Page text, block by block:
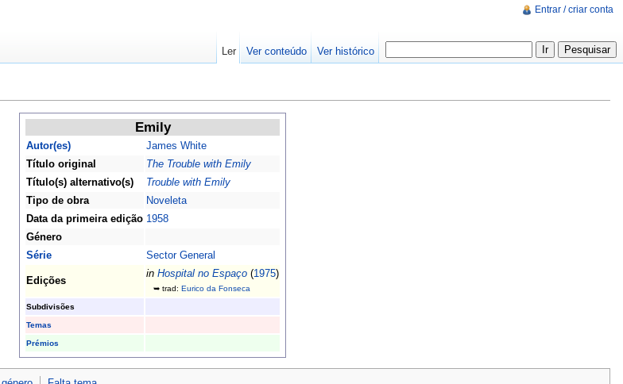
Emily
Autor(es)
James White
Título original
The Trouble with Emily
Título(s) alternativo(s)
Trouble with Emily
Tipo de obra
Noveleta
Data da primeira edição 1958
Género
Série
Sector General
Edições
in Hospital no Espaço (1975)
➥ trad: Eurico da Fonseca
Subdivisões
Temas
Prémios
Entrar / criar conta
Ler Ver conteúdo Ver histórico